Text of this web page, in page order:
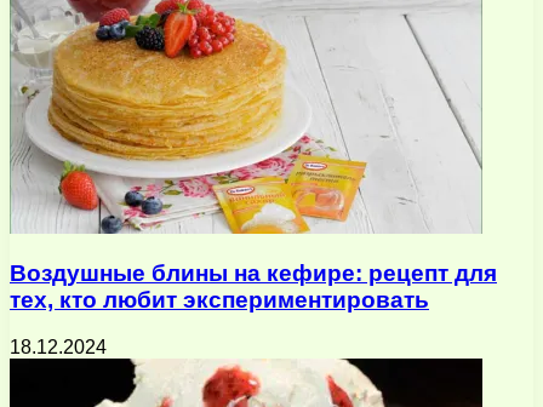
Воздушные блины на кефире: рецепт для
тех, кто любит экспериментировать
18.12.2024